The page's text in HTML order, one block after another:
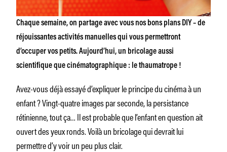
Chaque semaine, on partage avec vous nos bons plans DIY – de
réjouissantes activités manuelles qui vous permettront
d’occuper vos petits.Aujourd’hui, un bricolage aussi
scientifique que cinématographique : le thaumatrope !
Avez-vous déjà essayé d’expliquer le principe du cinéma à un
enfant ? Vingt-quatre images par seconde, la persistance
rétinienne, tout ça… Il est probable que l’enfant en question ait
ouvert des yeux ronds. Voilà un bricolage qui devrait lui
permettre d’y voir un peu plus clair.